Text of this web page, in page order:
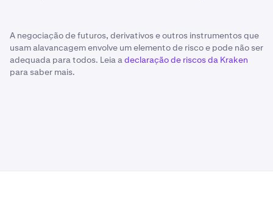
A negociação de futuros, derivativos e outros instrumentos que
usam alavancagem envolve um elemento de risco e pode não ser
adequada para todos. Leia adeclaração de riscos da Kraken
para saber mais.